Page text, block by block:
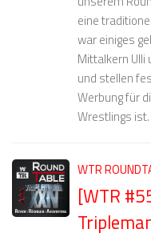
eine
war einiges
Mittalkern Ulli
und stellen
Werbung für
Wrestlings ist.
WTR
[WTR